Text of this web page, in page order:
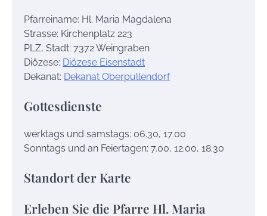
Pfarreiname: Hl. Maria Magdalena
Strasse: Kirchenplatz 223
PLZ, Stadt: 7372 Weingraben
Diözese: Diözese Eisenstadt
Dekanat: Dekanat Oberpullendorf
Gottesdienste
werktags und samstags: 06.30, 17.00
Sonntags und an Feiertagen: 7.00, 12.00, 18.30
Standort der Karte
Erleben Sie die Pfarre Hl. Maria